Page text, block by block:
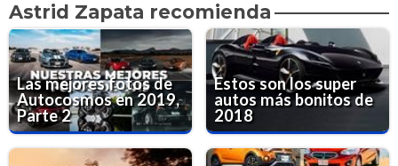
Astrid Zapata recomienda
Las mejores fotos de
Autocosmos en 2019,
Parte 2
Estos son los super
autos más bonitos de
2018